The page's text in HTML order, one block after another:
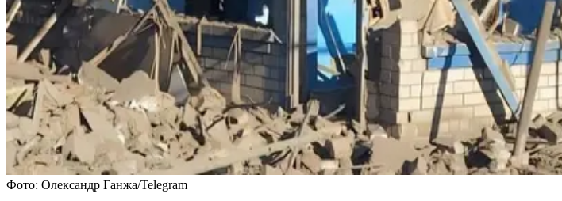
Фото: Олександр Ганжа/Telegram